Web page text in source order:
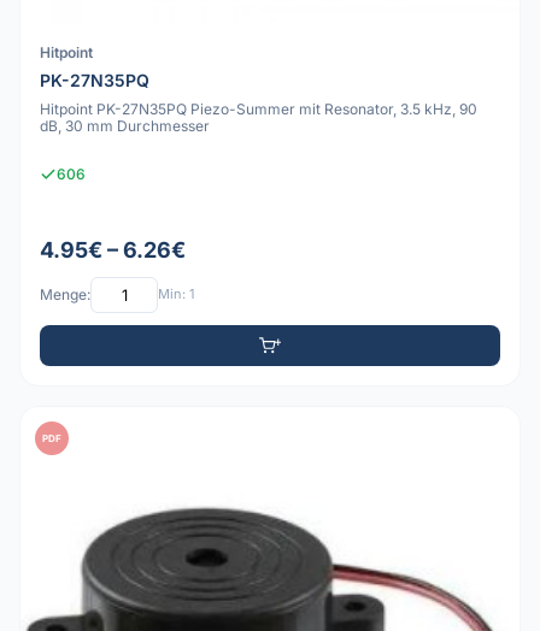
Hitpoint
PK-27N35PQ
Hitpoint PK-27N35PQ Piezo-Summer mit Resonator, 3.5 kHz, 90
dB, 30 mm Durchmesser
606
4.95€ – 6.26€
Menge: Min: 1
PDF